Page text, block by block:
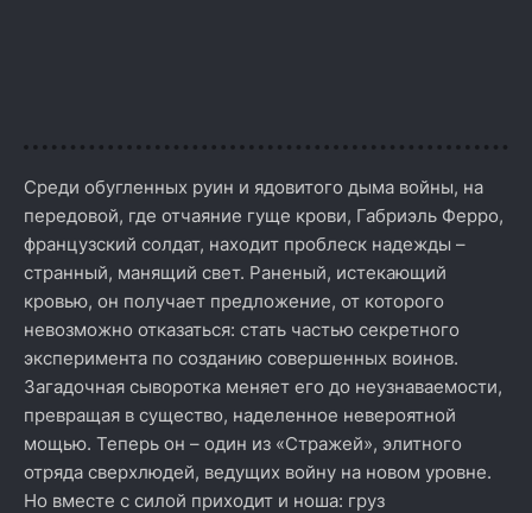
Среди обугленных руин и ядовитого дыма войны, на
передовой, где отчаяние гуще крови, Габриэль Ферро,
французский солдат, находит проблеск надежды –
странный, манящий свет. Раненый, истекающий
кровью, он получает предложение, от которого
невозможно отказаться: стать частью секретного
эксперимента по созданию совершенных воинов.
Загадочная сыворотка меняет его до неузнаваемости,
превращая в существо, наделенное невероятной
мощью. Теперь он – один из «Стражей», элитного
отряда сверхлюдей, ведущих войну на новом уровне.
Но вместе с силой приходит и ноша: груз